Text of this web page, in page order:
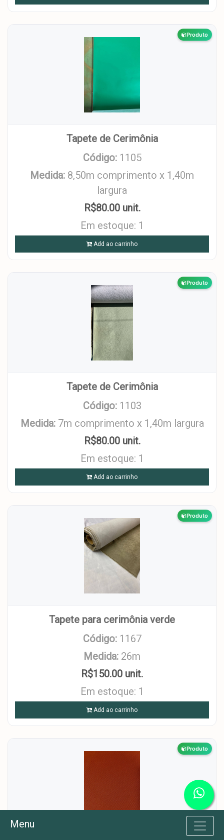
Menu
Produto
Tapete de Cerimônia
Código: 1105
Medida: 8,50m comprimento x 1,40m
largura
R$80.00 unit.
Em estoque: 1
Add ao carrinho
Produto
Tapete de Cerimônia
Código: 1103
Medida: 7m comprimento x 1,40m largura
R$80.00 unit.
Em estoque: 1
Add ao carrinho
Produto
Tapete para cerimônia verde
Código: 1167
Medida: 26m
R$150.00 unit.
Em estoque: 1
Add ao carrinho
Produto